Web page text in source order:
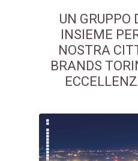
UN GRUPPO
INSIEME
NOSTRA
BRANDS